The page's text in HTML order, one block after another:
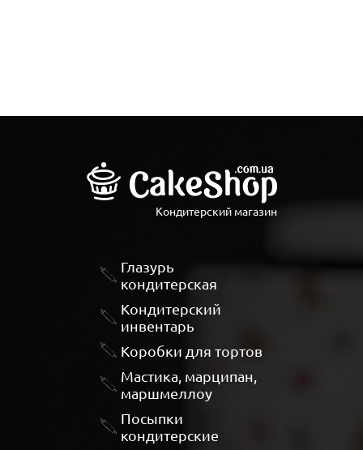
Кондитерский магазин
Глазурь
кондитерская
Кондитерский
инвентарь
Коробки для тортов
Мастика, марципан,
маршмеллоу
Посыпки
кондитерские